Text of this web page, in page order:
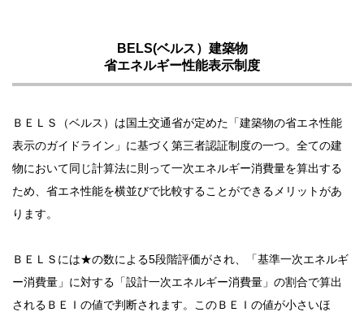
BELS(ベルス）建築物
省エネルギー性能表示制度
ＢＥＬＳ（ベルス）は国土交通省が定めた「建築物の省エネ性能
表示のガイドライン」に基づく第三者認証制度の一つ。全ての建
物において同じ計算法に則って一次エネルギー消費量を算出する
ため、省エネ性能を横並びで比較することができるメリットがあ
ります。
ＢＥＬＳには★の数による5段階評価がされ、「基準一次エネルギ
ー消費量」に対する「設計一次エネルギー消費量」の割合で算出
されるＢＥＩの値で判断されます。このＢＥＩの値が小さいほ